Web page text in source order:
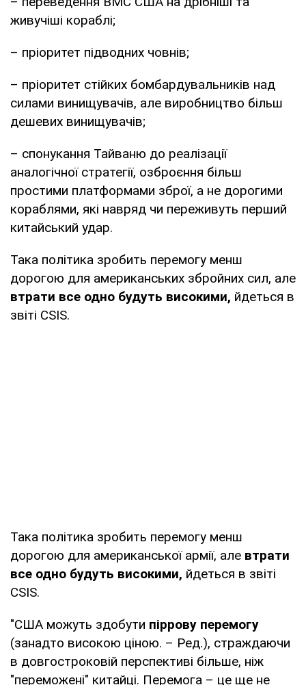
живучіші кораблі;
– пріоритет підводних човнів;
– пріоритет стійких бомбардувальників над
силами винищувачів, але виробництво більш
дешевих винищувачів;
– спонукання Тайваню до реалізації
аналогічної стратегії, озброєння більш
простими платформами зброї, а не дорогими
кораблями, які навряд чи переживуть перший
китайський удар.
Така політика зробить перемогу менш
дорогою для американських збройних сил, але
втрати все одно будуть високими, йдеться в
звіті CSIS.
Така політика зробить перемогу менш
дорогою для американської армії, але втрати
все одно будуть високими, йдеться в звіті
CSIS.
"США можуть здобути піррову перемогу
(занадто високою ціною. – Ред.), страждаючи
в довгостроковій перспективі більше, ніж
"переможені" китайці. Перемога – це ще не